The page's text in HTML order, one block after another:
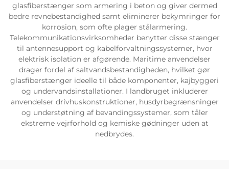
glasfiberstænger som armering i beton og giver dermed
bedre revnebestandighed samt eliminerer bekymringer for
korrosion, som ofte plager stålarmering.
Telekommunikationsvirksomheder benytter disse stænger
til antennesupport og kabelforvaltningssystemer, hvor
elektrisk isolation er afgørende. Maritime anvendelser
drager fordel af saltvandsbestandigheden, hvilket gør
glasfiberstænger ideelle til både komponenter, kajbyggeri
og undervandsinstallationer. I landbruget inkluderer
anvendelser drivhuskonstruktioner, husdyrbegrænsninger
og understøtning af bevandingssystemer, som tåler
ekstreme vejrforhold og kemiske gødninger uden at
nedbrydes.